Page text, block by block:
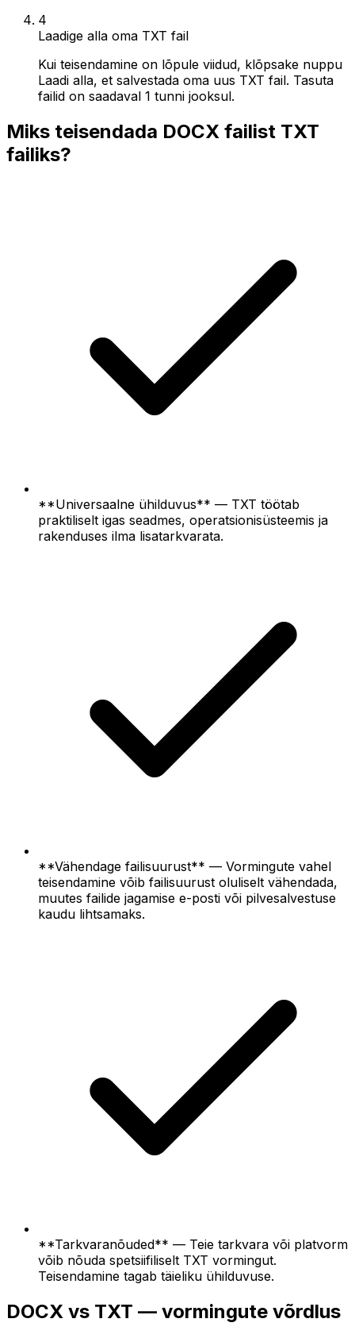
4
Laadige alla oma TXT fail
Kui teisendamine on lõpule viidud, klõpsake nuppu
Laadi alla, et salvestada oma uus TXT fail. Tasuta
failid on saadaval 1 tunni jooksul.
Miks teisendada DOCX failist TXT
failiks?
**Universaalne ühilduvus** — TXT töötab
praktiliselt igas seadmes, operatsionisüsteemis ja
rakenduses ilma lisatarkvarata.
**Vähendage failisuurust** — Vormingute vahel
teisendamine võib failisuurust oluliselt vähendada,
muutes failide jagamise e-posti või pilvesalvestuse
kaudu lihtsamaks.
**Tarkvaranõuded** — Teie tarkvara või platvorm
võib nõuda spetsiifiliselt TXT vormingut.
Teisendamine tagab täieliku ühilduvuse.
DOCX vs TXT — vormingute võrdlus